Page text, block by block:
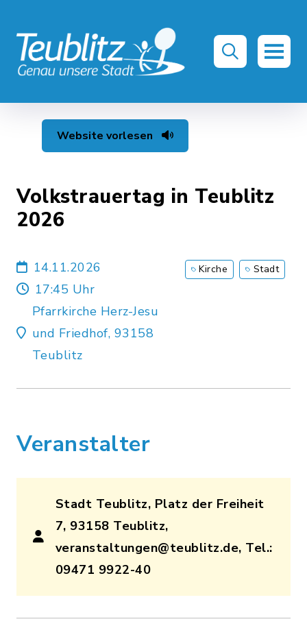
Website vorlesen
Volkstrauertag in Teublitz
2026
14.11.2026
17:45 Uhr
Pfarrkirche Herz-Jesu
und Friedhof, 93158
Teublitz
Kirche Stadt
Veranstalter
Stadt Teublitz, Platz der Freiheit
7, 93158 Teublitz,
veranstaltungen@teublitz.de, Tel.:
09471 9922-40